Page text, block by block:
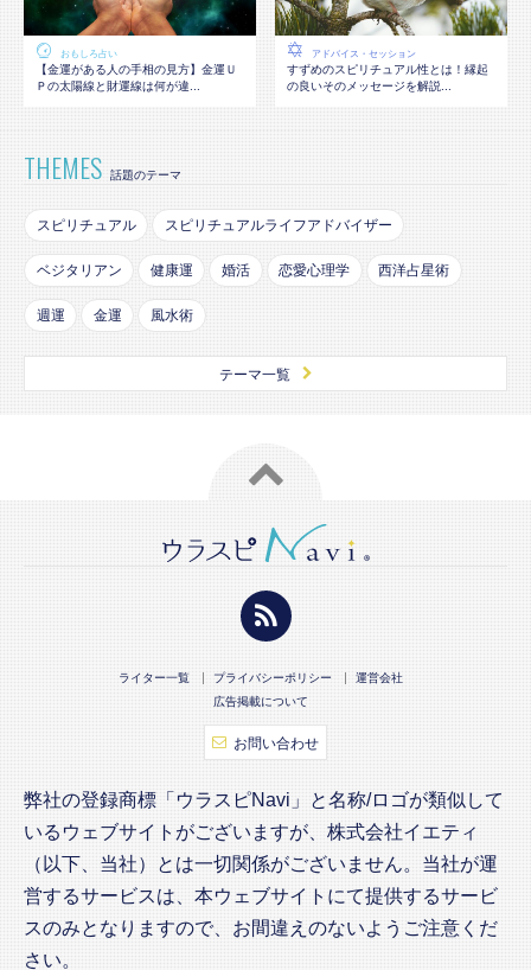
おもしろ占い
【金運がある人の手相の見方】金運Ｕ
Ｐの太陽線と財運線は何が違...
アドバイス・セッション
すずめのスピリチュアル性とは！縁起
の良いそのメッセージを解説...
THEMES 話題のテーマ
スピリチュアル スピリチュアルライフアドバイザー
ベジタリアン 健康運 婚活 恋愛心理学 西洋占星術
週運 金運 風水術
テーマ一覧
ライター一覧 プライバシーポリシー
運営会社
広告掲載について
お問い合わせ
弊社の登録商標「ウラスピNavi」と名称/ロゴが類似して
いるウェブサイトがございますが、株式会社イエティ
（以下、当社）とは一切関係がございません。当社が運
営するサービスは、本ウェブサイトにて提供するサービ
スのみとなりますので、お間違えのないようご注意くだ
さい。